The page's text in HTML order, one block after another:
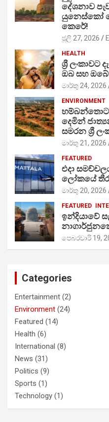
දේශනාව
යුනෙස්කෝ
කෙරේ!
ජූලි 27, 2026
HEALTH
ශ්‍රී
ඔබ සහ
මාර්තු 24, 2026
ENVIRONMENT
හම්බන්තොට
දෙමින්
සමරන ශ්‍රී
මාර්තු 21, 2026
FEATURED
එදා
ලෝකයේ
මාර්තු 20, 2026
FEATURED
ඉන්දියාවේ
පෙබරවාරි 19,
Categories
Entertainment (2)
Environment (24)
Featured (14)
Health (6)
International (8)
News (31)
Politics (9)
Sports (1)
Technology (1)